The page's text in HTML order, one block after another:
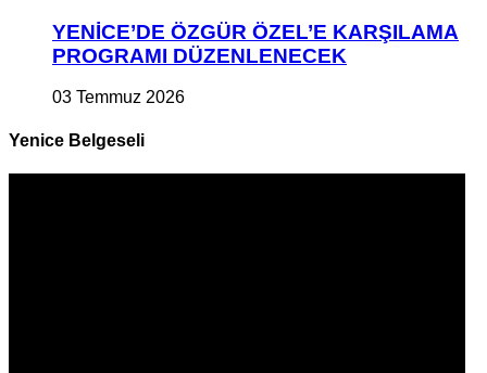
YENİCE’DE ÖZGÜR ÖZEL’E KARŞILAMA
PROGRAMI DÜZENLENECEK
03 Temmuz 2026
Yenice Belgeseli